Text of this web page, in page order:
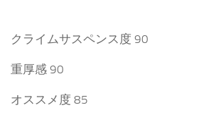
クライムサスペンス度 90
重厚感 90
オススメ度 85